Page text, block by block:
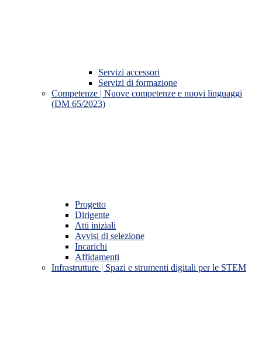
Servizi accessori
Servizi di formazione
Competenze | Nuove competenze e nuovi linguaggi
(DM 65/2023)
Progetto
Dirigente
Atti iniziali
Avvisi di selezione
Incarichi
Affidamenti
Infrastrutture | Spazi e strumenti digitali per le STEM